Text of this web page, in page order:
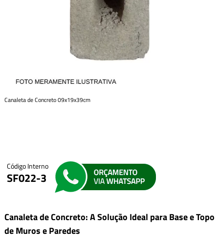
Canaleta de Concreto 09x19x39cm
Código Interno
SF022-3
Canaleta de Concreto: A Solução Ideal para Base e Topo
de Muros e Paredes